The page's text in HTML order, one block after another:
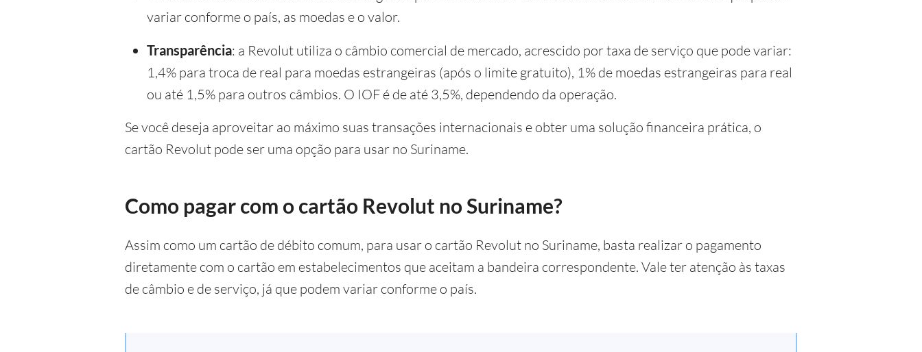
variar conforme o país, as moedas e o valor.
Transparência: a Revolut utiliza o câmbio comercial de mercado, acrescido por taxa de serviço que pode variar:
1,4% para troca de real para moedas estrangeiras (após o limite gratuito), 1% de moedas estrangeiras para real
ou até 1,5% para outros câmbios. O IOF é de até 3,5%, dependendo da operação.
Se você deseja aproveitar ao máximo suas transações internacionais e obter uma solução financeira prática, o
cartão Revolut pode ser uma opção para usar no Suriname.
Como pagar com o cartão Revolut no Suriname?
Assim como um cartão de débito comum, para usar o cartão Revolut no Suriname, basta realizar o pagamento
diretamente com o cartão em estabelecimentos que aceitam a bandeira correspondente. Vale ter atenção às taxas
de câmbio e de serviço, já que podem variar conforme o país.